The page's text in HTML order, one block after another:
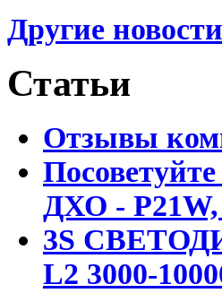
Другие новости
Статьи
Отзывы
ДХО - P21W,
3S
L2 3000-